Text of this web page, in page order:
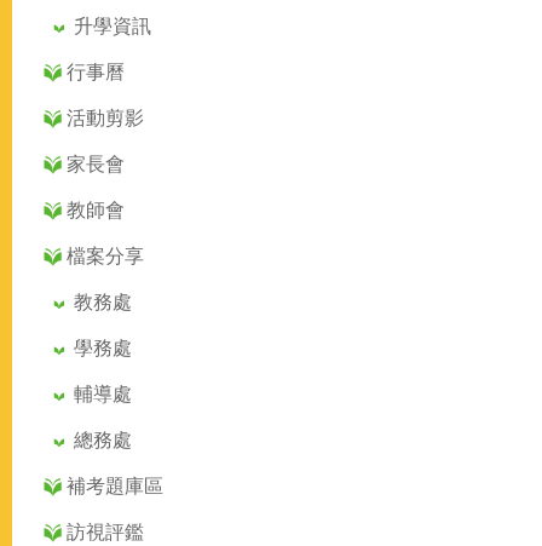
升學資訊
行事曆
活動剪影
家長會
教師會
檔案分享
教務處
學務處
輔導處
總務處
補考題庫區
訪視評鑑